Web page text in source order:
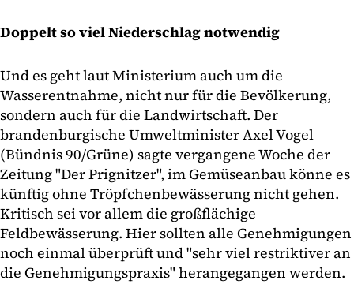
Doppelt so viel Niederschlag notwendig
Und es geht laut Ministerium auch um die
Wasserentnahme, nicht nur für die Bevölkerung,
sondern auch für die Landwirtschaft. Der
brandenburgische Umweltminister Axel Vogel
(Bündnis 90/Grüne) sagte vergangene Woche der
Zeitung "Der Prignitzer", im Gemüseanbau könne es
künftig ohne Tröpfchenbewässerung nicht gehen.
Kritisch sei vor allem die großflächige
Feldbewässerung. Hier sollten alle Genehmigungen
noch einmal überprüft und "sehr viel restriktiver an
die Genehmigungspraxis" herangegangen werden.